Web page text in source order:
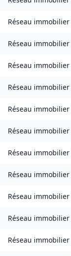
Réseau immobilier
Réseau immobilier
Réseau immobilier
Réseau immobilier
Réseau immobilier
Réseau immobilier
Réseau immobilier
Réseau immobilier
Réseau immobilier
Réseau immobilier
Réseau immobilier